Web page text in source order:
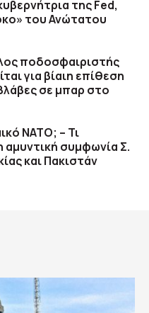
της Fed,
του Ανώτατου
ποδοσφαιριστής
για βίαιη επίθεση
σε μπαρ στο
ΝΑΤΟ; – Τι
αμυντική συμφωνία Σ.
και Πακιστάν